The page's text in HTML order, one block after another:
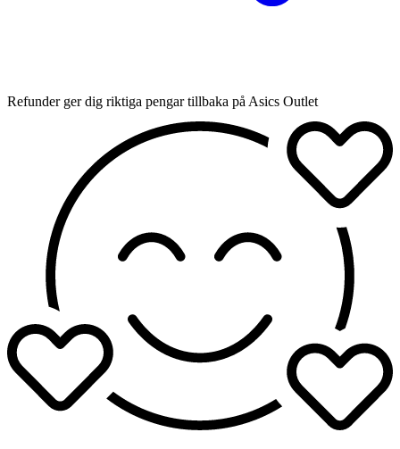
Refunder ger dig riktiga pengar tillbaka på Asics Outlet